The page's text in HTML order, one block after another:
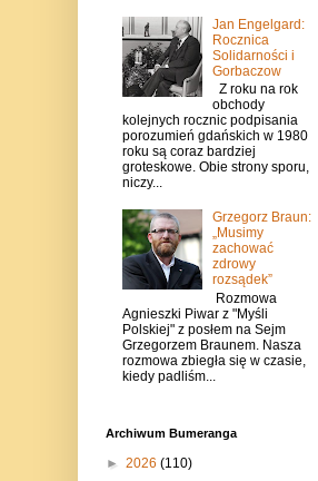
Jan Engelgard:
Rocznica
Solidarności i
Gorbaczow
Z roku na rok
obchody
kolejnych rocznic podpisania
porozumień gdańskich w 1980
roku są coraz bardziej
groteskowe. Obie strony sporu,
niczy...
Grzegorz Braun:
„Musimy
zachować
zdrowy
rozsądek”
Rozmowa
Agnieszki Piwar z "Myśli
Polskiej" z posłem na Sejm
Grzegorzem Braunem. Nasza
rozmowa zbiegła się w czasie,
kiedy padliśm...
Archiwum Bumeranga
► 2026 (110)